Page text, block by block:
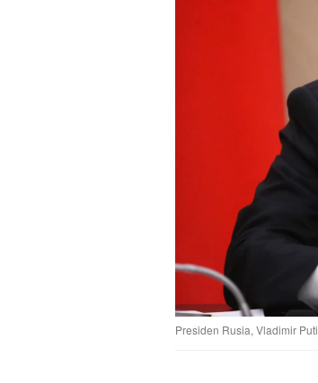
Presiden Rusia, Vladimir